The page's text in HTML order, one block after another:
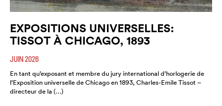
EXPOSITIONS UNIVERSELLES:
TISSOT À CHICAGO, 1893
JUIN 2026
En tant qu’exposant et membre du jury international d’horlogerie de
l’Exposition universelle de Chicago en 1893, Charles-Emile Tissot –
directeur de la (…)